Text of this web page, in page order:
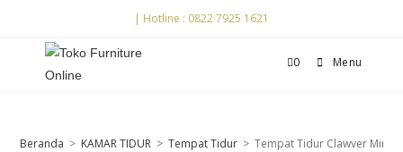
| Hotline : 0822 7925 1621
0 Menu
Beranda > KAMAR TIDUR > Tempat Tidur > Tempat Tidur Clawver